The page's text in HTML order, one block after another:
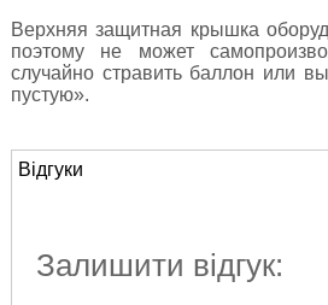
Верхняя защитная крышка
поэтому не может
случайно стравить баллон или
пустую».
Відгуки
Залишити відгук: